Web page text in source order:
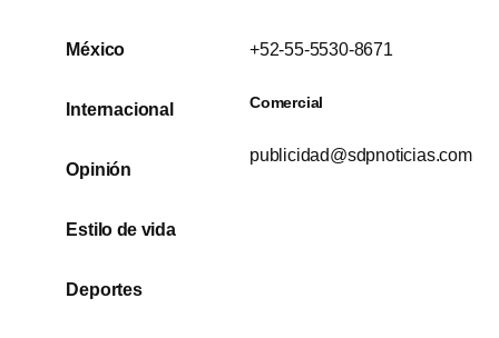
México
Internacional
Opinión
Estilo de vida
Deportes
+52-55-5530-8671
Comercial
publicidad@sdpnoticias.com